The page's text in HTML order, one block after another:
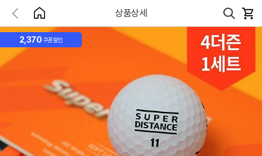
상품상세
2,370 쿠폰할인